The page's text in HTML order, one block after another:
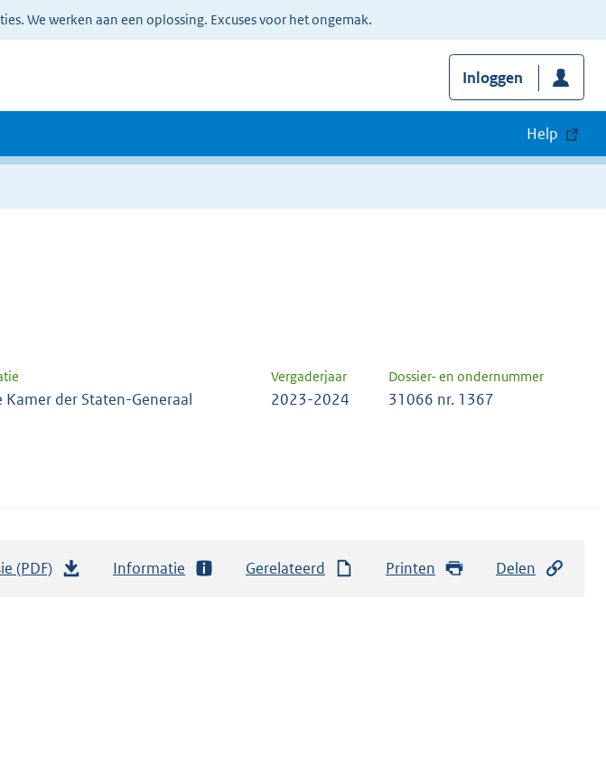
We werken aan een oplossing. Excuses voor het ongemak.
Inloggen
Help
Vergaderjaar Dossier- en ondernummer
Kamer der Staten-Generaal 2023-2024 31066 nr. 1367
(PDF) Informatie Gerelateerd Printen Delen